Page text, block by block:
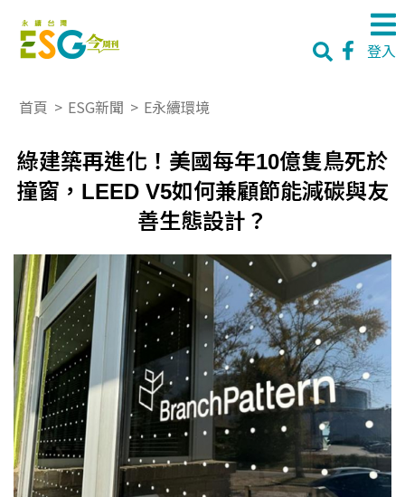
登入
首頁 > ESG新聞 > E永續環境
綠建築再進化！美國每年10億隻鳥死於
撞窗，LEED V5如何兼顧節能減碳與友
善生態設計？